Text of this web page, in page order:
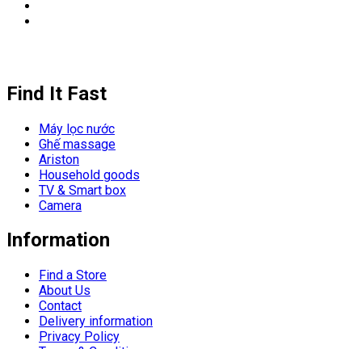
Find It Fast
Máy lọc nước
Ghế massage
Ariston
Household goods
TV & Smart box
Camera
Information
Find a Store
About Us
Contact
Delivery information
Privacy Policy